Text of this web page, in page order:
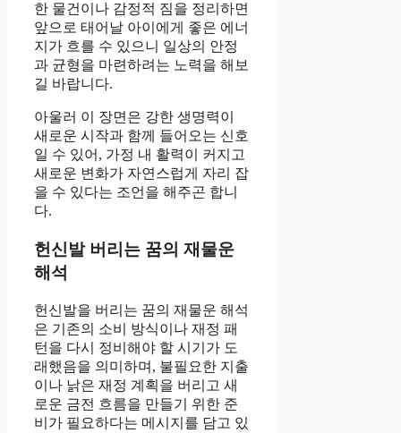
한 물건이나 감정적 짐을 정리하면
앞으로 태어날 아이에게 좋은 에너
지가 흐를 수 있으니 일상의 안정
과 균형을 마련하려는 노력을 해보
길 바랍니다.
아울러 이 장면은 강한 생명력이
새로운 시작과 함께 들어오는 신호
일 수 있어, 가정 내 활력이 커지고
새로운 변화가 자연스럽게 자리 잡
을 수 있다는 조언을 해주곤 합니
다.
헌신발 버리는 꿈의 재물운
해석
헌신발을 버리는 꿈의 재물운 해석
은 기존의 소비 방식이나 재정 패
턴을 다시 정비해야 할 시기가 도
래했음을 의미하며, 불필요한 지출
이나 낡은 재정 계획을 버리고 새
로운 금전 흐름을 만들기 위한 준
비가 필요하다는 메시지를 담고 있